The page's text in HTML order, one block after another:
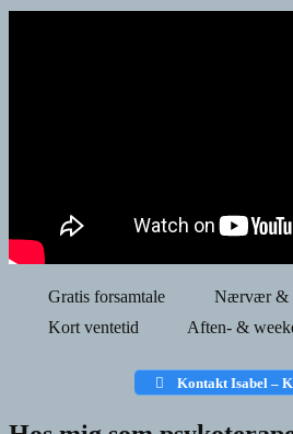
Gratis forsamtale
Nærvær &
Kort ventetid
Aften- &
Kontakt Isabel –